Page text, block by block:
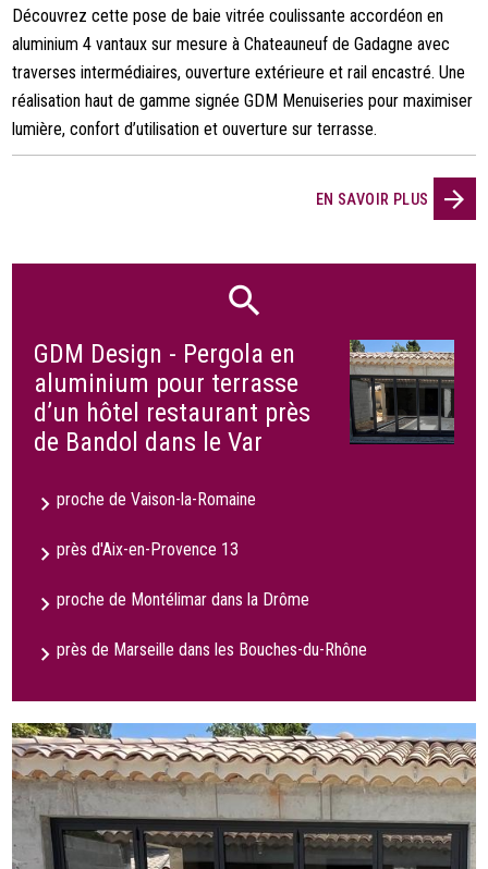
Découvrez cette pose de baie vitrée coulissante accordéon en
aluminium 4 vantaux sur mesure à Chateauneuf de Gadagne avec
traverses intermédiaires, ouverture extérieure et rail encastré. Une
réalisation haut de gamme signée GDM Menuiseries pour maximiser
lumière, confort d’utilisation et ouverture sur terrasse.
EN SAVOIR PLUS
GDM Design - Pergola en
aluminium pour terrasse
d’un hôtel restaurant près
de Bandol dans le Var
proche de Vaison-la-Romaine
près d'Aix-en-Provence 13
proche de Montélimar dans la Drôme
près de Marseille dans les Bouches-du-Rhône